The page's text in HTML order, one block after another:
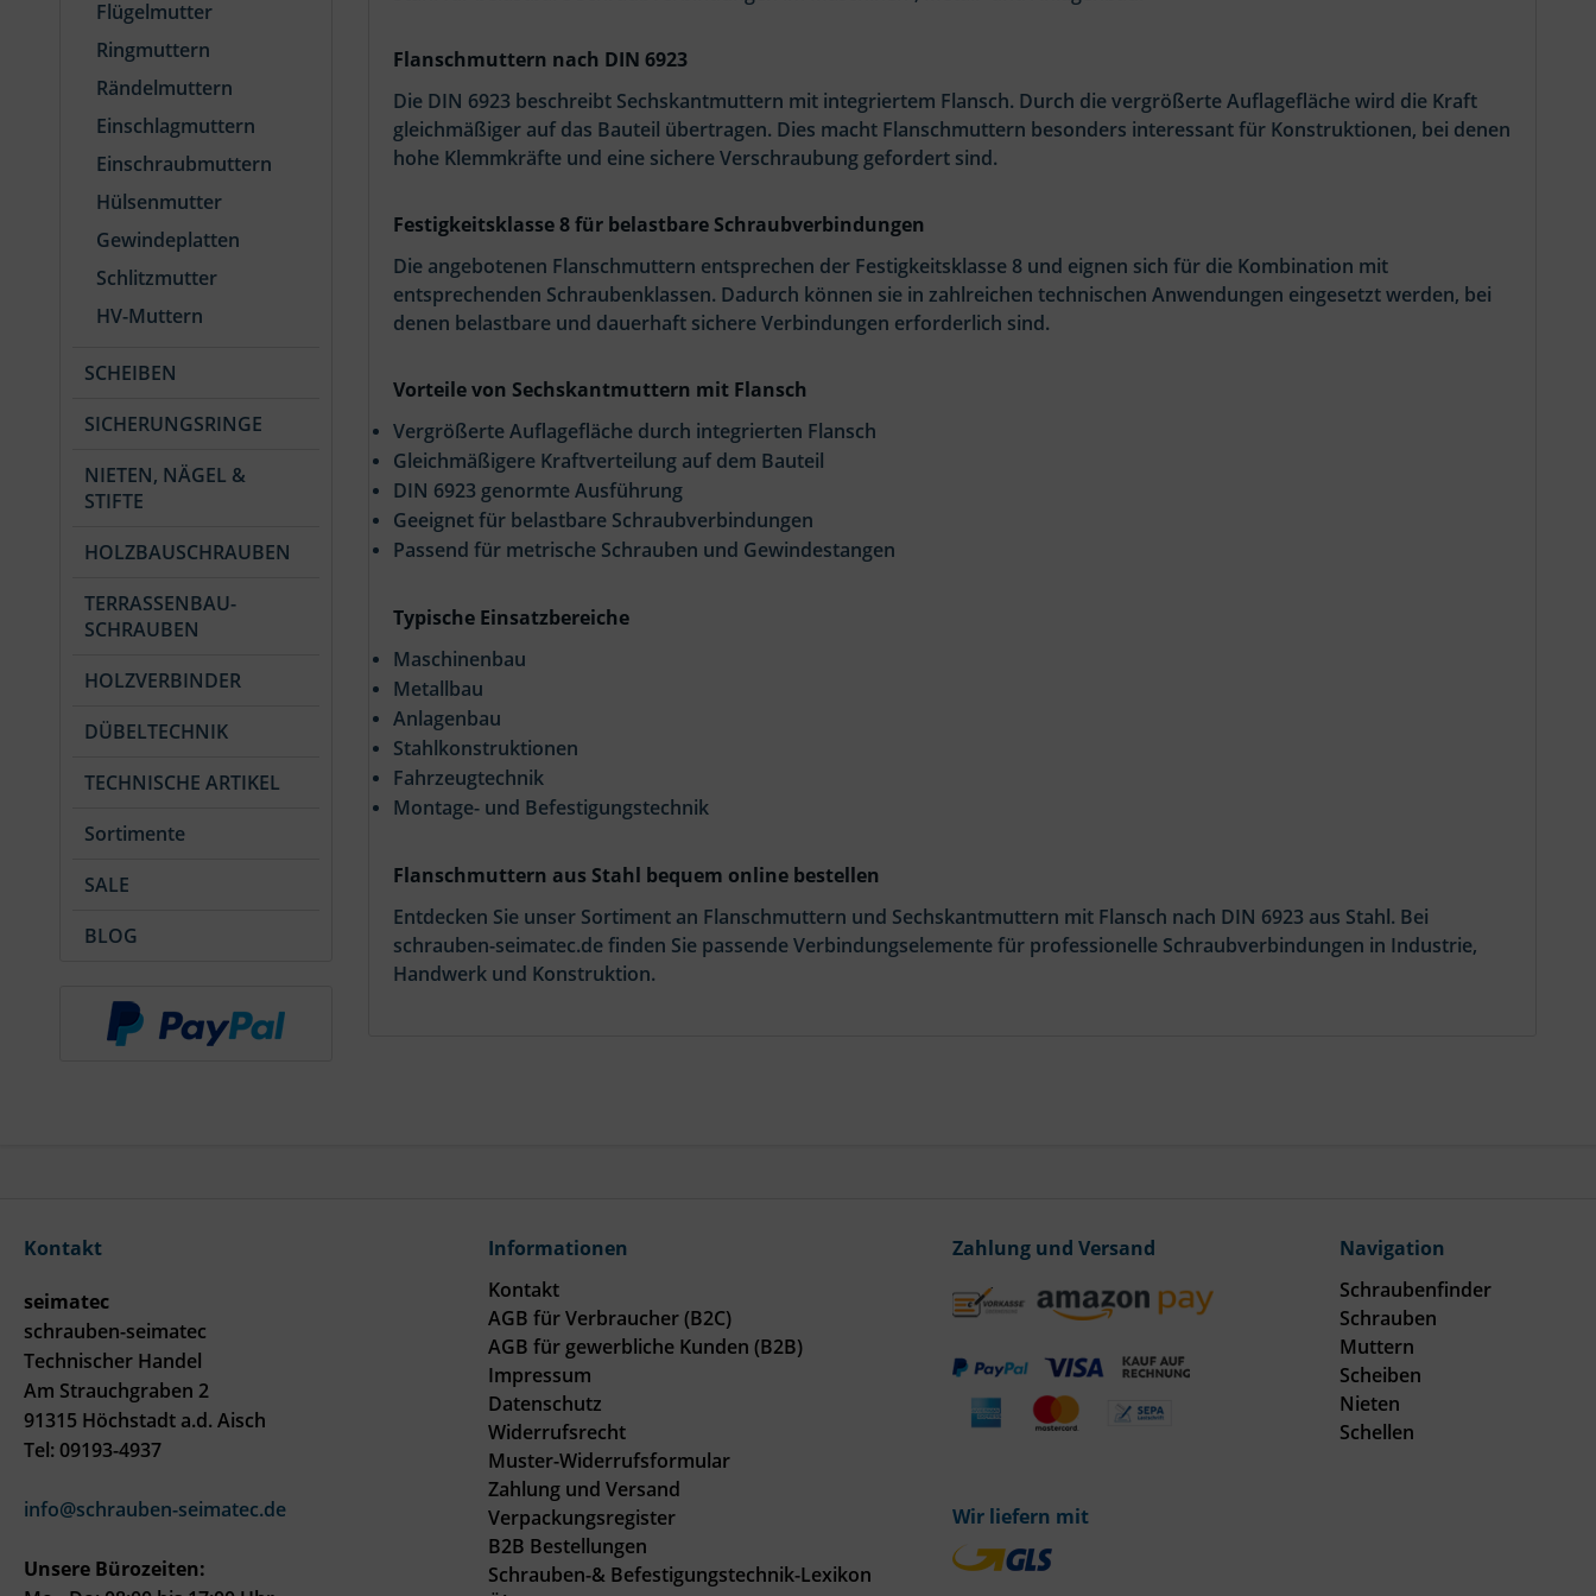
Flügelmutter
Ringmuttern
Rändelmuttern
Einschlagmuttern
Einschraubmuttern
Hülsenmutter
Gewindeplatten
Schlitzmutter
HV-Muttern
SCHEIBEN
SICHERUNGSRINGE
NIETEN, NÄGEL &
STIFTE
HOLZBAUSCHRAUBEN
TERRASSENBAU-
SCHRAUBEN
HOLZVERBINDER
DÜBELTECHNIK
TECHNISCHE ARTIKEL
Sortimente
SALE
BLOG
Flanschmuttern nach DIN 6923
Die DIN 6923 beschreibt Sechskantmuttern mit integriertem Flansch. Durch die vergrößerte Auflagefläche wird die Kraft
gleichmäßiger auf das Bauteil übertragen. Dies macht Flanschmuttern besonders interessant für Konstruktionen, bei denen
hohe Klemmkräfte und eine sichere Verschraubung gefordert sind.
Festigkeitsklasse 8 für belastbare Schraubverbindungen
Die angebotenen Flanschmuttern entsprechen der Festigkeitsklasse 8 und eignen sich für die Kombination mit
entsprechenden Schraubenklassen. Dadurch können sie in zahlreichen technischen Anwendungen eingesetzt werden, bei
denen belastbare und dauerhaft sichere Verbindungen erforderlich sind.
Vorteile von Sechskantmuttern mit Flansch
Vergrößerte Auflagefläche durch integrierten Flansch
Gleichmäßigere Kraftverteilung auf dem Bauteil
DIN 6923 genormte Ausführung
Geeignet für belastbare Schraubverbindungen
Passend für metrische Schrauben und Gewindestangen
Typische Einsatzbereiche
Maschinenbau
Metallbau
Anlagenbau
Stahlkonstruktionen
Fahrzeugtechnik
Montage- und Befestigungstechnik
Flanschmuttern aus Stahl bequem online bestellen
Entdecken Sie unser Sortiment an Flanschmuttern und Sechskantmuttern mit Flansch nach DIN 6923 aus Stahl. Bei
schrauben-seimatec.de finden Sie passende Verbindungselemente für professionelle Schraubverbindungen in Industrie,
Handwerk und Konstruktion.
Kontakt
seimatec
schrauben-seimatec
Technischer Handel
Am Strauchgraben 2
91315 Höchstadt a.d. Aisch
Tel: 09193-4937
info@schrauben-seimatec.de
Unsere Bürozeiten:
Informationen
Kontakt
AGB für Verbraucher (B2C)
AGB für gewerbliche Kunden (B2B)
Impressum
Datenschutz
Widerrufsrecht
Muster-Widerrufsformular
Zahlung und Versand
Verpackungsregister
B2B Bestellungen
Schrauben-& Befestigungstechnik-Lexikon
Zahlung und Versand
Wir liefern mit
Navigation
Schraubenfinder
Schrauben
Muttern
Scheiben
Nieten
Schellen